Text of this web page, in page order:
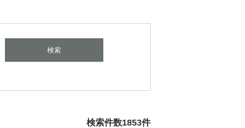
検索
検索件数1853件